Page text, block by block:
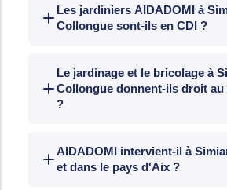
d'étagères, remplacement
petits travaux de peinture,
dans le cadre des services à
Les jardiniers AIDADOMI à
Collongue sont-ils en CDI ?
CDI formés aux techniques
paysager et aux règles de
Le jardinage et le bricolage à
Collongue donnent-ils droit
?
services à la personne. Avec
Immédiate, déduction directe
AIDADOMI intervient-il à
et dans le pays d'Aix ?